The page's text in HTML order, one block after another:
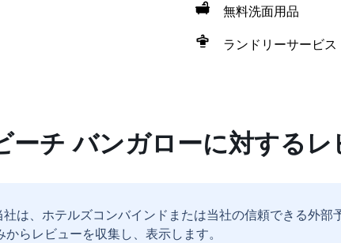
無料洗面用品
ランドリーサービス
ーチ バンガローに対するレ
社は、ホテルズコンバインドまたは当社の信頼できる外
らレビューを収集し、表示します。